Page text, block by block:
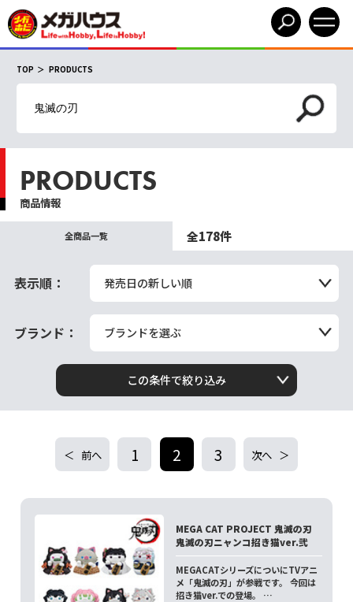
TOP PRODUCTS
PRODUCTS
商品情報
全商品一覧 全178件
表示順： 発売日の新しい順
ブランド： ブランドを選ぶ
この条件で絞り込み
前へ 1 2 3 次へ
MEGA CAT PROJECT 鬼滅の刃
鬼滅の刃ニャンコ招き猫ver.弐
MEGACATシリーズについにTVアニ
メ「鬼滅の刃」が参戦です。 今回は
招き猫ver.での登場。 …